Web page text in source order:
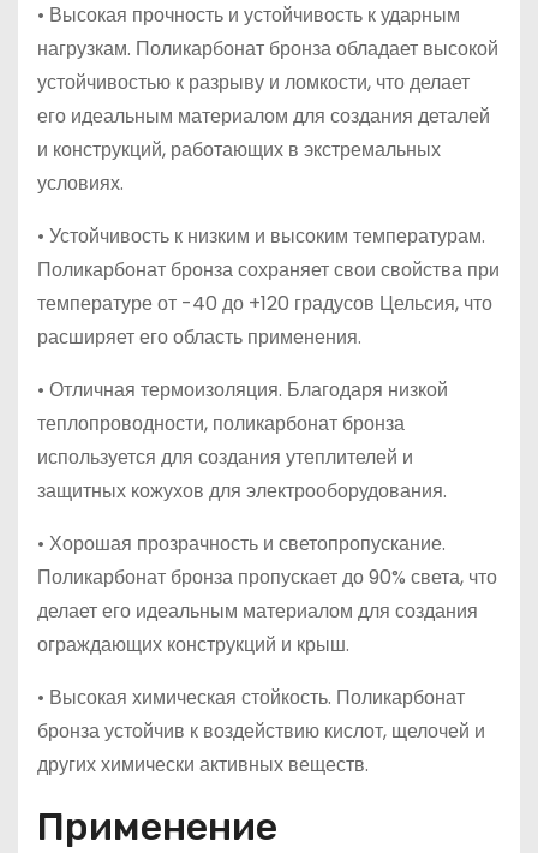
• Высокая прочность и устойчивость к ударным
нагрузкам. Поликарбонат бронза обладает высокой
устойчивостью к разрыву и ломкости, что делает
его идеальным материалом для создания деталей
и конструкций, работающих в экстремальных
условиях.
• Устойчивость к низким и высоким температурам.
Поликарбонат бронза сохраняет свои свойства при
температуре от -40 до +120 градусов Цельсия, что
расширяет его область применения.
• Отличная термоизоляция. Благодаря низкой
теплопроводности, поликарбонат бронза
используется для создания утеплителей и
защитных кожухов для электрооборудования.
• Хорошая прозрачность и светопропускание.
Поликарбонат бронза пропускает до 90% света, что
делает его идеальным материалом для создания
ограждающих конструкций и крыш.
• Высокая химическая стойкость. Поликарбонат
бронза устойчив к воздействию кислот, щелочей и
других химически активных веществ.
Применение